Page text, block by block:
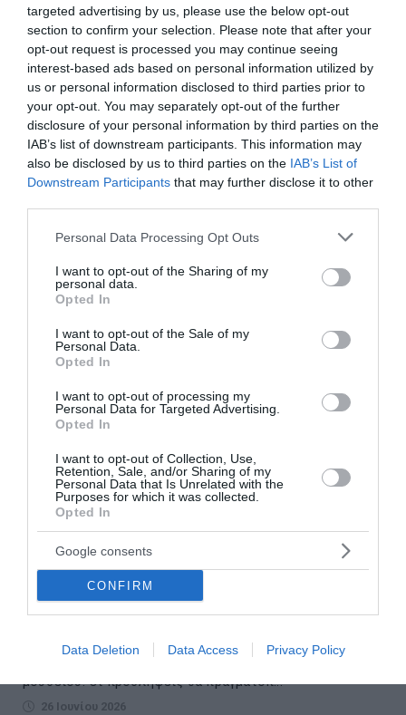
targeted advertising by us, please use the below opt-out
section to confirm your selection. Please note that after your
opt-out request is processed you may continue seeing
interest-based ads based on personal information utilized by
us or personal information disclosed to third parties prior to
your opt-out. You may separately opt-out of the further
disclosure of your personal information by third parties on the
IAB’s list of downstream participants. This information may
also be disclosed by us to third parties on the IAB’s List of
Downstream Participants that may further disclose it to other
Please note that this website/app uses one or more Google
not limited to your visit or usage behaviour. You may click to
grant or deny consent to Google and its third-party tags to
use your data for below specified purposes in below Google
consent section.
Personal Data Processing Opt Outs
I want to opt-out of the Sharing of my
personal data.
Opted In
I want to opt-out of the Sale of my
Personal Data.
Opted In
I want to opt-out of processing my
Personal Data for Targeted Advertising.
Opted In
I want to opt-out of Collection, Use,
Retention, Sale, and/or Sharing of my
Personal Data that Is Unrelated with the
Purposes for which it was collected.
Opted In
Google consents
CONFIRM
Data Deletion Data Access Privacy Policy
Προσλήψεις σε δήμους: Σε εξέλιξη οι αιτήσεις
για 2.228 θέσεις χωρίς πτυχίο
Σε πλήρη εξέλιξη βρίσκεται η διαδικασία υποβολής
αιτήσεων για 2.228 θέσεις σχολικών καθαριστών σε
29 Ιουλίου 2026
9 προσλήψεις στο Εθνικό Αρχαιολογικό
Μουσείο
πρόσληψη συνολικά 9 ατόμων, με στόχο την κάλυψη
μουσείου. Οι προσλήψεις θα πραγματοπ...
26 Ιουνίου 2026